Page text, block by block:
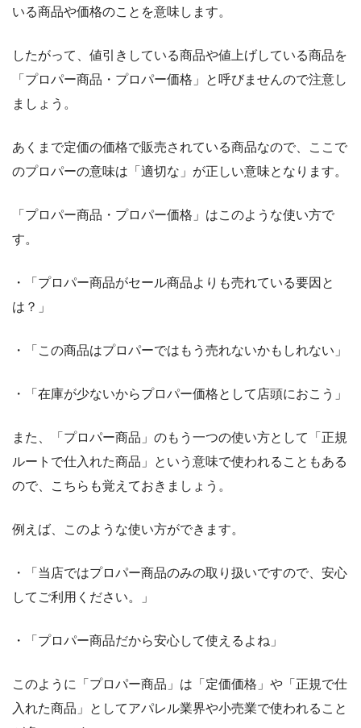
いる商品や価格のことを意味します。
したがって、値引きしている商品や値上げしている商品を
「プロパー商品・プロパー価格」と呼びませんので注意し
ましょう。
あくまで定価の価格で販売されている商品なので、ここで
のプロパーの意味は「適切な」が正しい意味となります。
「プロパー商品・プロパー価格」はこのような使い方で
す。
・「プロパー商品がセール商品よりも売れている要因と
は？」
・「この商品はプロパーではもう売れないかもしれない」
・「在庫が少ないからプロパー価格として店頭におこう」
また、「プロパー商品」のもう一つの使い方として「正規
ルートで仕入れた商品」という意味で使われることもある
ので、こちらも覚えておきましょう。
例えば、このような使い方ができます。
・「当店ではプロパー商品のみの取り扱いですので、安心
してご利用ください。」
・「プロパー商品だから安心して使えるよね」
このように「プロパー商品」は「定価価格」や「正規で仕
入れた商品」としてアパレル業界や小売業で使われること